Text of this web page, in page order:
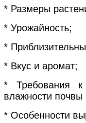
* Размеры
* Урожайность;
*
* Вкус и аромат;
* Требования
влажности почвы
* Особенности